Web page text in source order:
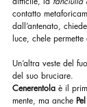
contatto
dall’antenato,
luce, chele
Un’altra veste del
del suo bruciare.
Cenerentola è il
mente, ma anche